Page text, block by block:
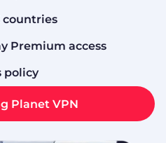
countries
Premium access
policy
Planet VPN